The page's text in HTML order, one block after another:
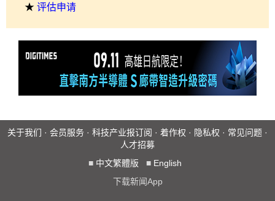
★ 评估申请
关于我们 · 会员服务 · 科技产业报订阅 · 着作权 · 隐私权 · 常见问题 ·
人才招募
■ 中文繁體版 ■ English
下载新闻App